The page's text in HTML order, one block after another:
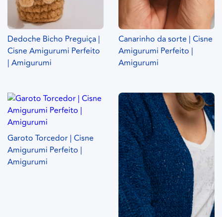
Dedoche Bicho Preguiça |
Cisne Amigurumi Perfeito
| Amigurumi
Canarinho da sorte | Cisne
Amigurumi Perfeito |
Amigurumi
Garoto Torcedor | Cisne
Amigurumi Perfeito |
Amigurumi